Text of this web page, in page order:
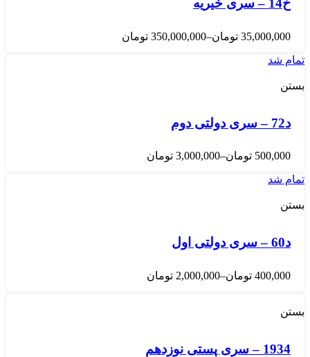
خ14 – سری خیریه
35,000,000 تومان–
350,000,000 تومان
تمام شد
بستن
د72 – سری دولتی دوم
500,000 تومان–
3,000,000 تومان
تمام شد
بستن
د60 – سری دولتی اول
400,000 تومان–
2,000,000 تومان
بستن
1934 – سری پستی نوزدهم